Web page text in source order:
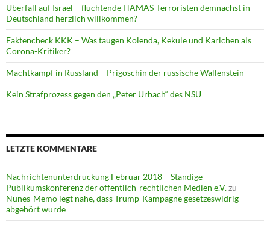
Überfall auf Israel – flüchtende HAMAS-Terroristen demnächst in
Deutschland herzlich willkommen?
Faktencheck KKK – Was taugen Kolenda, Kekule und Karlchen als
Corona-Kritiker?
Machtkampf in Russland – Prigoschin der russische Wallenstein
Kein Strafprozess gegen den „Peter Urbach“ des NSU
LETZTE KOMMENTARE
Nachrichtenunterdrückung Februar 2018 – Ständige
Publikumskonferenz der öffentlich-rechtlichen Medien e.V.zu
Nunes-Memo legt nahe, dass Trump-Kampagne gesetzeswidrig
abgehört wurde